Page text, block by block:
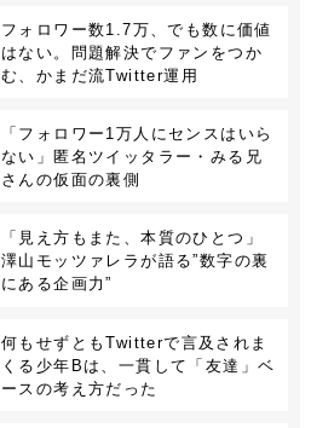
フォロワー数1.7万、でも数に価値
はない。問題解決でファンをつか
む、かまだ流Twitter運用
「フォロワー1万人にセンスはいら
ない」匿名ツイッタラー・みる兄
さんの仮面の裏側
「見え方もまた、本質のひとつ」
澤山モッツァレラが語る”数字の裏
にある企画力”
何もせずともTwitterで言及されま
くる少年Bは、一貫して「友達」ベ
ースの考え方だった